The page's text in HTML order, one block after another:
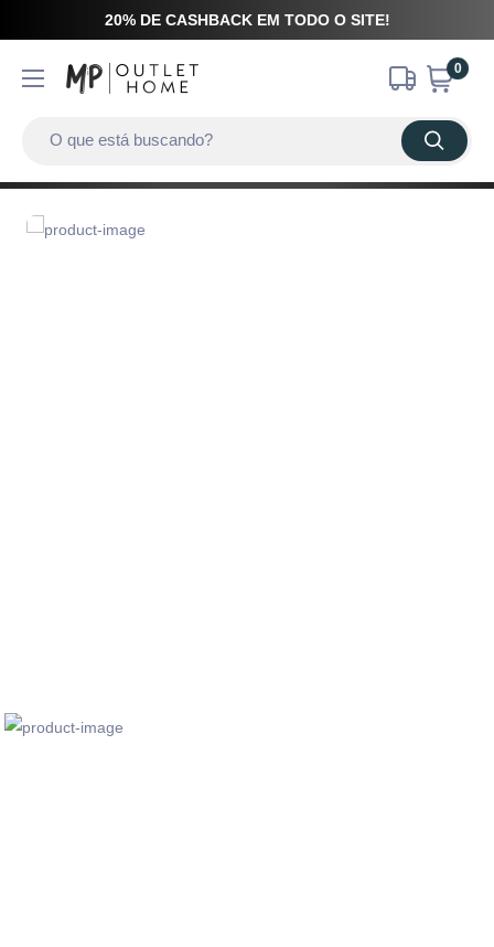
20% DE CASHBACK EM TODO O SITE!
0